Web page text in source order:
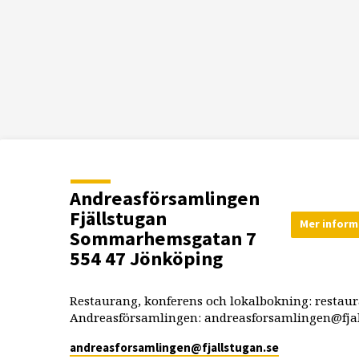
Andreasförsamlingen
Fjällstugan
Sommarhemsgatan 7
554 47 Jönköping
Mer
Restaurang, konferens och lokalbokning:
Andreasförsamlingen:
andreasforsamlingen​@fjallstugan.se